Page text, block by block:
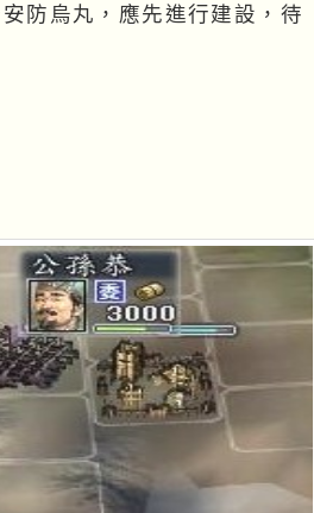
防烏丸，應先進行建設，待